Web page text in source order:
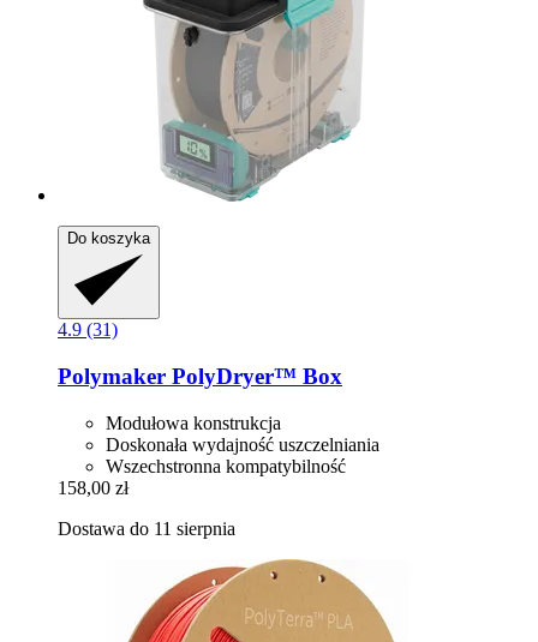
Do koszyka
4.9 (31)
Polymaker PolyDryer™ Box
Modułowa konstrukcja
Doskonała wydajność uszczelniania
Wszechstronna kompatybilność
158,00 zł
Dostawa do 11 sierpnia